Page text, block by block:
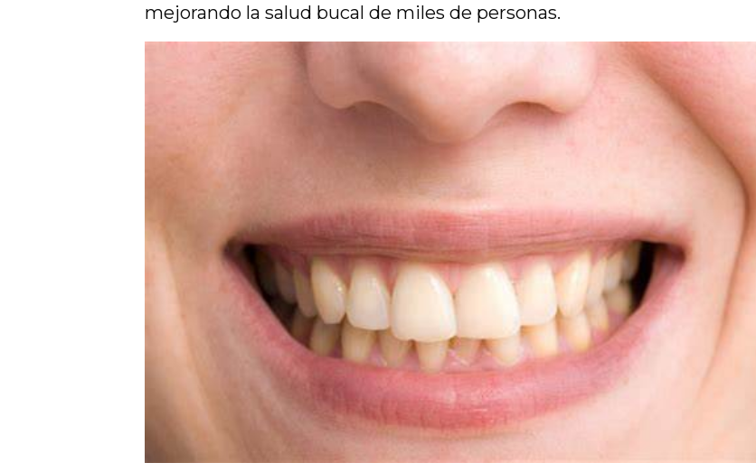
mejorando la salud bucal de miles de personas.